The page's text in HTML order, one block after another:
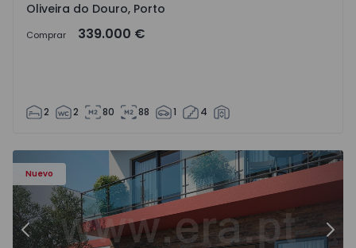
Oliveira do Douro, Porto
Comprar 339.000 €
2 2 80 88 1 4
Nuevo
Anterior